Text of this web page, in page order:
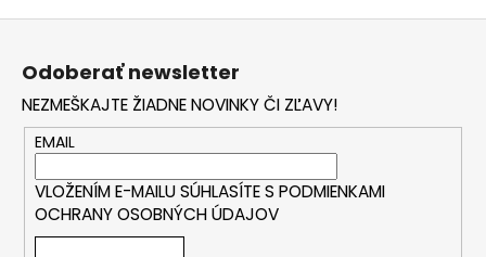
Z
Odoberať newsletter
NEZMEŠKAJTE ŽIADNE NOVINKY ČI ZĽAVY!
EMAIL
VLOŽENÍM E-MAILU SÚHLASÍTE S PODMIENKAMI
OCHRANY OSOBNÝCH ÚDAJOV